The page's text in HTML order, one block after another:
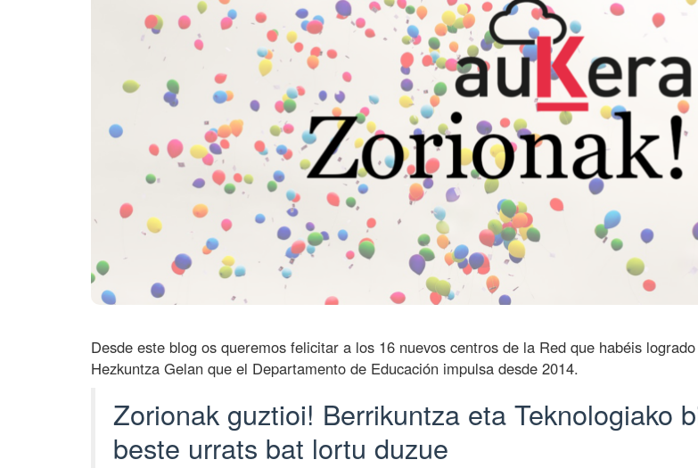
c
n
t
s
q
Desde este blog os queremos felicitar a los 16 nuevos centros de la Red que habéis
Hezkuntza Gelan que el Departamento de Educación impulsa desde 2014.
Zorionak guztioi! Berrikuntza eta Teknologiako
beste urrats bat lortu duzue